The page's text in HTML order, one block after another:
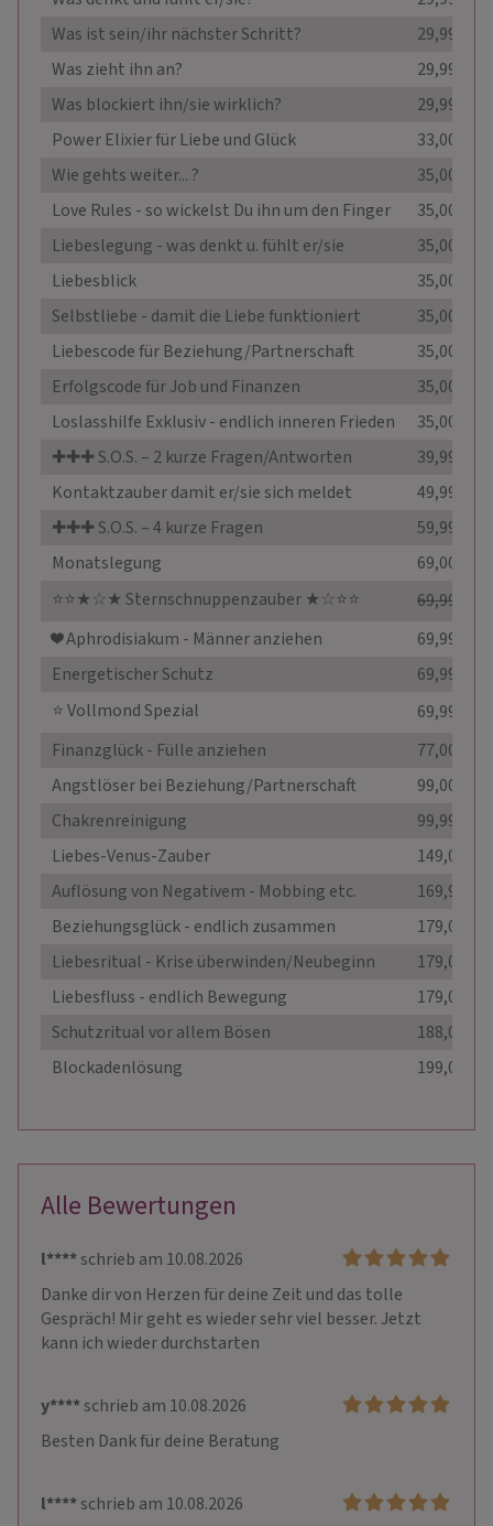
Was ist sein/ihr nächster Schritt?
29,99 €
Was zieht ihn an?
29,99 €
Was blockiert ihn/sie wirklich?
29,99 €
Power Elixier für Liebe und Glück
33,00 €
Wie gehts weiter... ?
35,00 €
Love Rules - so wickelst Du ihn um den Finger
35,00 €
Liebeslegung - was denkt u. fühlt er/sie
35,00 €
Liebesblick
35,00 €
Selbstliebe - damit die Liebe funktioniert
35,00 €
Liebescode für Beziehung/Partnerschaft
35,00 €
Erfolgscode für Job und Finanzen
35,00 €
Loslasshilfe Exklusiv - endlich inneren Frieden
35,00 €
✚✚✚ S.O.S. – 2 kurze Fragen/Antworten
39,99 €
Kontaktzauber damit er/sie sich meldet
49,99 €
✚✚✚ S.O.S. – 4 kurze Fragen
59,99 €
Monatslegung
69,00 €
⭐️⭐️★☆★ Sternschnuppenzauber ★☆⭐️⭐️
69,99 €
❤️️ Aphrodisiakum - Männer anziehen
69,99 €
Energetischer Schutz
69,99 €
⭐️ Vollmond Spezial
69,99 €
Finanzglück - Fülle anziehen
77,00 €
Angstlöser bei Beziehung/Partnerschaft
99,00 €
Chakrenreinigung
99,99 €
Liebes-Venus-Zauber
149,00 €
Auflösung von Negativem - Mobbing etc.
169,99 €
Beziehungsglück - endlich zusammen
179,00 €
Liebesritual - Krise überwinden/Neubeginn
179,00 €
Liebesfluss - endlich Bewegung
179,00 €
Schutzritual vor allem Bösen
188,00 €
Blockadenlösung
199,00 €
Alle Bewertungen
l****schrieb am 10.08.2026
Danke dir von Herzen für deine Zeit und das tolle
Gespräch! Mir geht es wieder sehr viel besser. Jetzt
kann ich wieder durchstarten
y****schrieb am 10.08.2026
Besten Dank für deine Beratung
l****schrieb am 10.08.2026